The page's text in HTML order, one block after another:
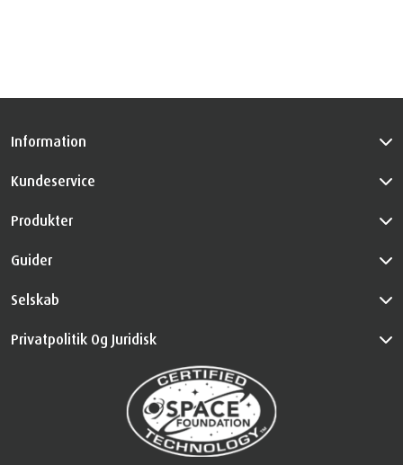
Information
Kundeservice
Produkter
Guider
Selskab
Privatpolitik Og Juridisk